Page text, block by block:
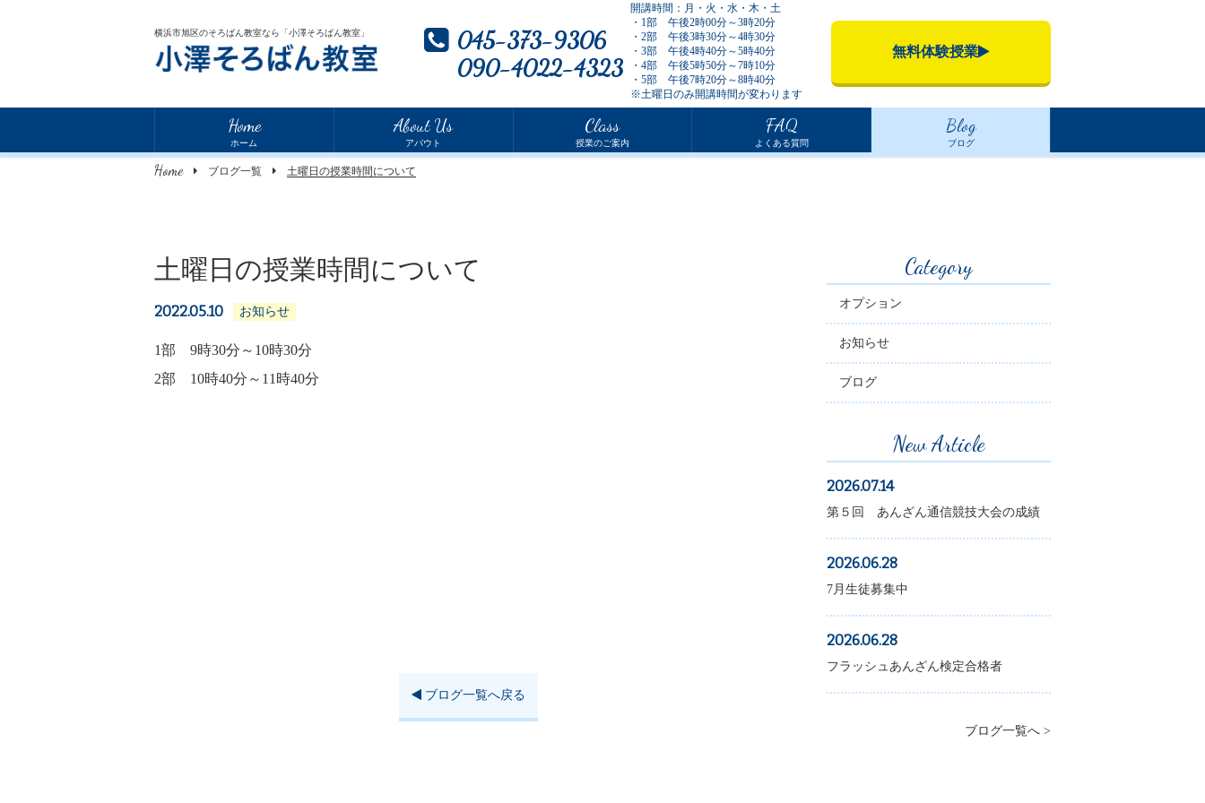
045-373-9306
090-4022-4323
開講時間：月・火・水・木・土
・1部 午後2時00分～3時20分
・2部 午後3時30分～4時30分
・3部 午後4時40分～5時40分
・4部 午後5時50分～7時10分
・5部 午後7時20分～8時40分
※土曜日のみ開講時間が変わります
横浜市旭区のそろばん教室なら「小澤そろばん教室」
無料体験授業
Home
ホーム
About Us
アバウト
Class
授業のご案内
FAQ
よくある質問
Blog
ブログ
Home ブログ一覧 土曜日の授業時間について
土曜日の授業時間について
2022.05.10 お知らせ
1部 9時30分～10時30分
2部 10時40分～11時40分
ブログ一覧へ戻る
Category
オプション
お知らせ
ブログ
New Article
2026.07.14
第５回 あんざん通信競技大会の成績
2026.06.28
7月生徒募集中
2026.06.28
フラッシュあんざん検定合格者
ブログ一覧へ >